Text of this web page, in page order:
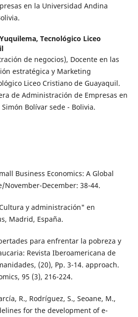
en la Universidad Andina
Tecnológico Liceo
de negocios), Docente en las
estratégica y Marketing
Liceo Cristiano de Guayaquil.
de Administración de Empresas en
Bolívar sede - Bolivia.
Business Economics: A Global
November-December: 38-44.
y administración" en
Madrid, España.
para enfrentar la pobreza y
Revista Iberoamericana de
(20), Pp. 3-14. approach.
95 (3), 216-224.
R., Rodríguez, S., Seoane, M.,
for the development of e-